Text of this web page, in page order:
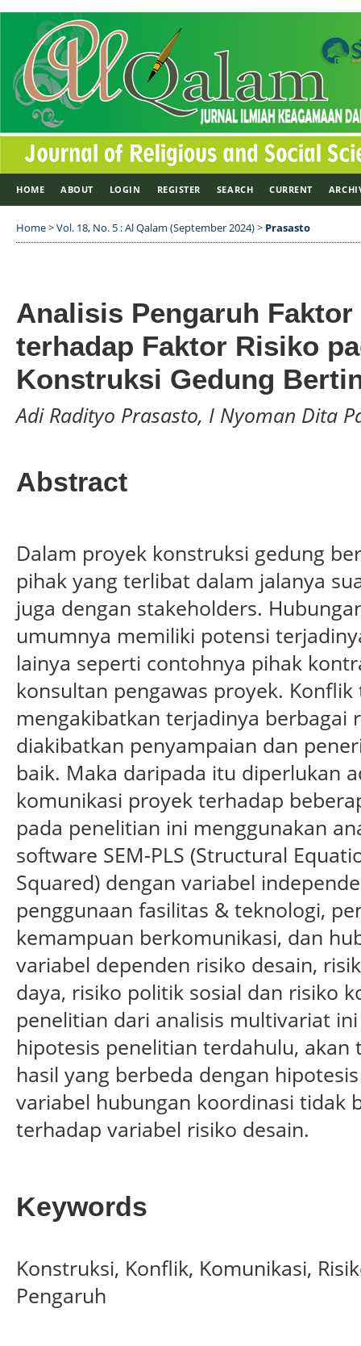
HOME ABOUT LOGIN REGISTER SEARCH CURRENT
Home>Vol. 18, No. 5 : Al Qalam (September 2024)> Prasasto
Analisis Pengaruh
terhadap Faktor Risiko
Konstruksi Gedung
Adi Radityo Prasasto, I Nyoman Dita
Abstract
Dalam proyek konstruksi gedung
pihak yang terlibat dalam jalanya
juga dengan stakeholders.
umumnya memiliki potensi
lainya seperti contohnya pihak
konsultan pengawas proyek.
mengakibatkan terjadinya berbagai
diakibatkan penyampaian dan
baik. Maka daripada itu diperlukan
komunikasi proyek terhadap
pada penelitian ini menggunakan
software SEM-PLS (Structural
Squared) dengan variabel
penggunaan fasilitas & teknologi,
kemampuan berkomunikasi, dan
variabel dependen risiko desain,
daya, risiko politik sosial dan risiko
penelitian dari analisis multivariat
hipotesis penelitian terdahulu,
hasil yang berbeda dengan
variabel hubungan koordinasi tidak
terhadap variabel risiko desain.
Keywords
Konstruksi, Konflik, Komunikasi,
Pengaruh